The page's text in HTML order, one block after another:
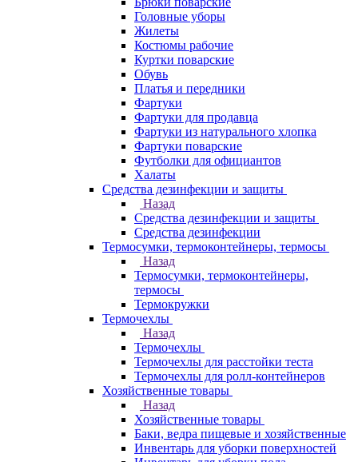
Головные уборы
Жилеты
Костюмы рабочие
Куртки поварские
Обувь
Платья и передники
Фартуки
Фартуки для продавца
Фартуки из натурального хлопка
Фартуки поварские
Футболки для официантов
Халаты
Средства дезинфекции и защиты
Назад
Средства дезинфекции и защиты
Средства дезинфекции
Термосумки, термоконтейнеры, термосы
Назад
Термосумки, термоконтейнеры,
термосы
Термокружки
Термочехлы
Назад
Термочехлы
Термочехлы для расстойки теста
Термочехлы для ролл-контейнеров
Хозяйственные товары
Назад
Хозяйственные товары
Баки, ведра пищевые и хозяйственные
Инвентарь для уборки поверхностей